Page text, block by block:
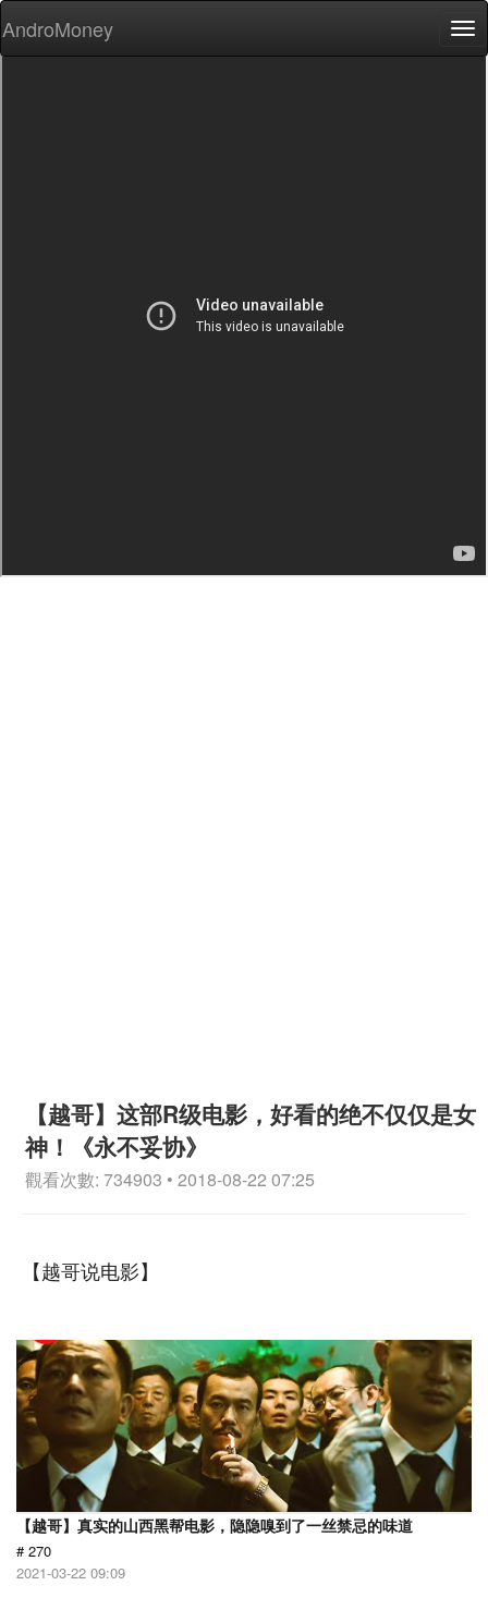
AndroMoney
【越哥】这部R级电影，好看的绝不仅仅是女
神！《永不妥协》
觀看次數: 734903 • 2018-08-22 07:25
【越哥说电影】
【越哥】真实的山西黑帮电影，隐隐嗅到了一丝禁忌的味道
# 270
2021-03-22 09:09